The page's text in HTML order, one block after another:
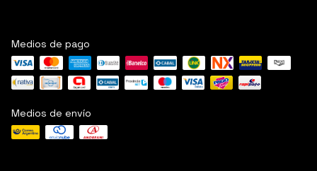
Medios de pago
Medios de envío